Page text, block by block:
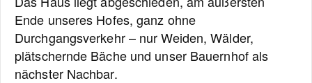
Ende unseres Hofes, ganz ohne
Durchgangsverkehr – nur Weiden, Wälder,
plätschernde Bäche und unser Bauernhof als
nächster Nachbar.